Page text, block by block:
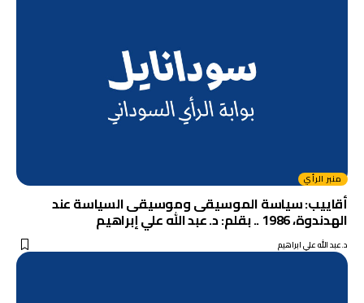
منبر الرأي
أقاييب: سياسة الموسيقى وموسيقى السياسة عند
الهدندوة، 1986 .. بقلم: د. عبد الله علي إبراهيم
د.عبد الله علي ابراهيم